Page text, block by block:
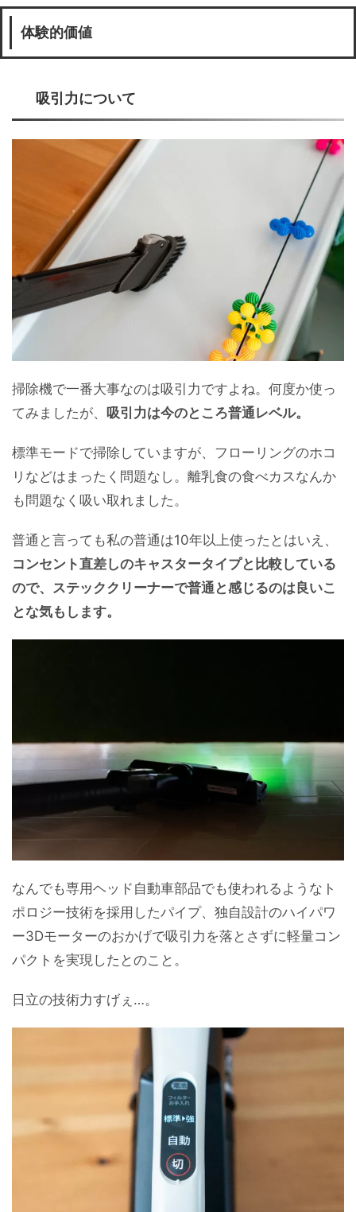
体験的価値
吸引力について
掃除機で一番大事なのは吸引力ですよね。何度か使っ
てみましたが、 吸引力は今のところ普通レベル。
標準モードで掃除していますが、フローリングのホコ
リなどはまったく問題なし。離乳食の食べカスなんか
も問題なく吸い取れました。
普通と言っても私の普通は10年以上使ったとはいえ、
コンセント直差しのキャスタータイプと比較している
ので、ステッククリーナーで普通と感じるのは良いこ
とな気もします。
なんでも専用ヘッド自動車部品でも使われるようなト
ポロジー技術を採用したパイプ、独自設計のハイパワ
ー3Dモーターのおかげで吸引力を落とさずに軽量コン
パクトを実現したとのこと。
日立の技術力すげぇ…。